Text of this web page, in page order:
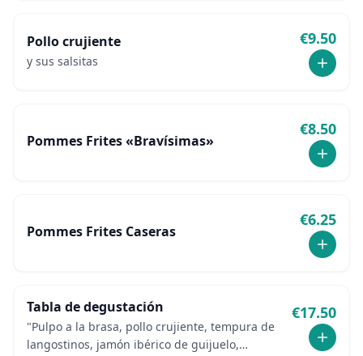
Pollo crujiente
y sus salsitas
€9.50
Pommes Frites «Bravísimas»
€8.50
Pommes Frites Caseras
€6.25
Tabla de degustación
"Pulpo a la brasa, pollo crujiente, tempura de
langostinos, jamón ibérico de guijuelo,
€17.50